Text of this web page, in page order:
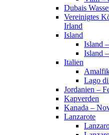
Dubais
Vereinigtes
Irland
Island
Island
Island
Italien
Lago
Jordanien –
Kapverden
Kanada –
Lanzarote